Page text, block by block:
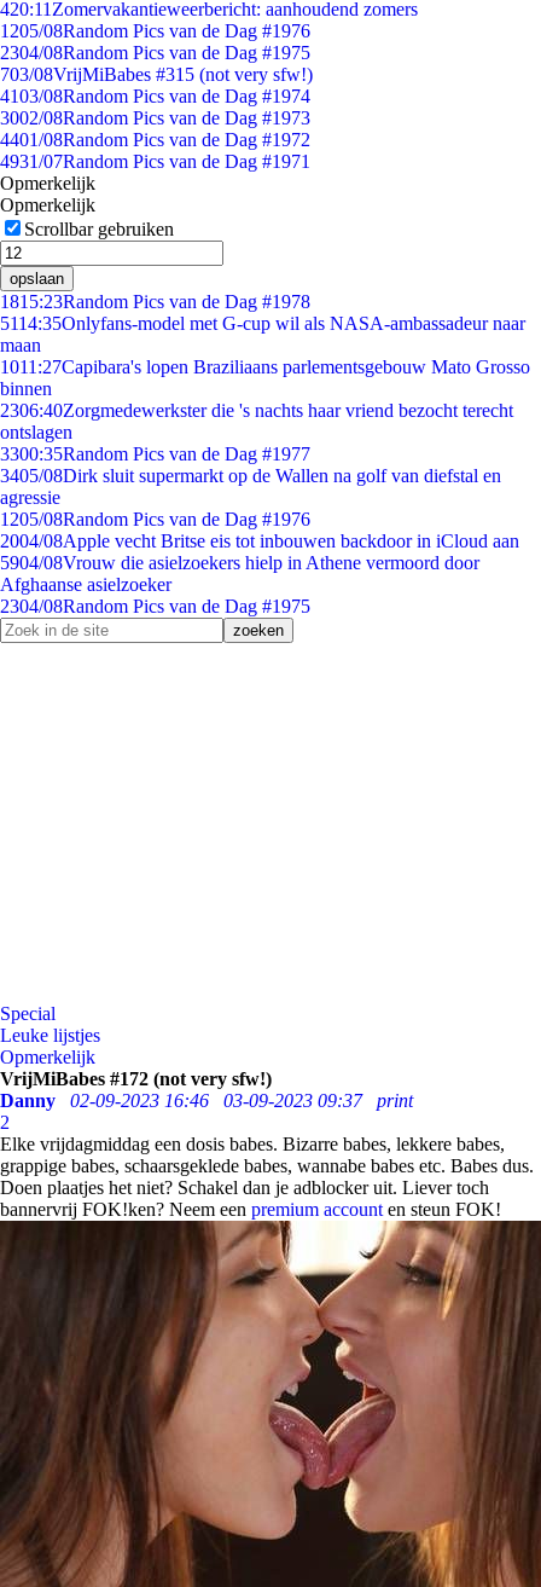
420:11 Zomervakantieweerbericht: aanhoudend zomers
1205/08Random Pics van de Dag #1976
2304/08Random Pics van de Dag #1975
703/08VrijMiBabes #315 (not very sfw!)
4103/08Random Pics van de Dag #1974
3002/08Random Pics van de Dag #1973
4401/08Random Pics van de Dag #1972
4931/07Random Pics van de Dag #1971
Opmerkelijk
Opmerkelijk
Scrollbar gebruiken
opslaan
1815:23Random Pics van de Dag #1978
5114:35Onlyfans-model met G-cup wil als NASA-ambassadeur naar
maan
1011:27Capibara's lopen Braziliaans parlementsgebouw Mato Grosso
binnen
2306:40Zorgmedewerkster die 's nachts haar vriend bezocht terecht
ontslagen
3300:35Random Pics van de Dag #1977
3405/08Dirk sluit supermarkt op de Wallen na golf van diefstal en
agressie
1205/08Random Pics van de Dag #1976
2004/08Apple vecht Britse eis tot inbouwen backdoor in iCloud aan
5904/08Vrouw die asielzoekers hielp in Athene vermoord door
Afghaanse asielzoeker
2304/08Random Pics van de Dag #1975
Special
Leuke lijstjes
Opmerkelijk
VrijMiBabes #172 (not very sfw!)
Danny
02-09-2023 16:46 03-09-2023 09:37
print
2
Elke vrijdagmiddag een dosis babes. Bizarre babes, lekkere babes,
grappige babes, schaarsgeklede babes, wannabe babes etc. Babes dus.
Doen plaatjes het niet? Schakel dan je adblocker uit. Liever toch
bannervrij FOK!ken? Neem een premium account en steun FOK!